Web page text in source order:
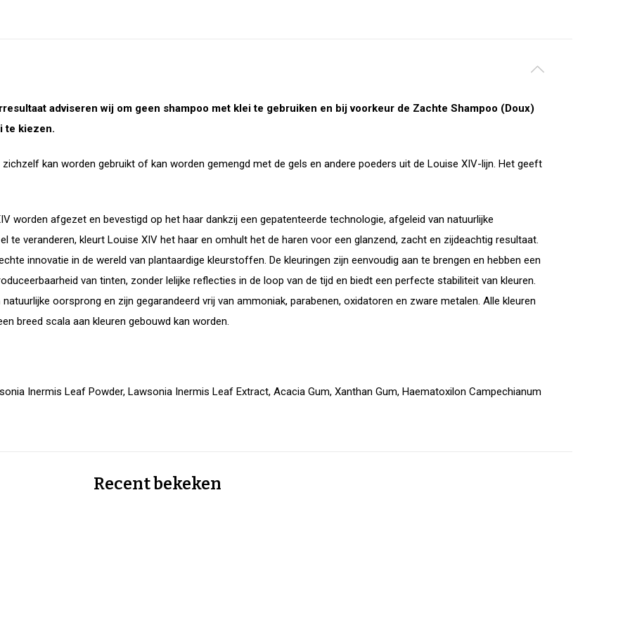
adviseren wij om geen shampoo met klei te gebruiken en bij voorkeur de Zachte Shampoo (Doux)
te kiezen.
kan worden gebruikt of kan worden gemengd met de gels en andere poeders uit de Louise XIV-lijn. Het geeft
worden afgezet en bevestigd op het haar dankzij een gepatenteerde technologie, afgeleid van natuurlijke
veranderen, kleurt Louise XIV het haar en omhult het de haren voor een glanzend, zacht en zijdeachtig resultaat.
innovatie in de wereld van plantaardige kleurstoffen. De kleuringen zijn eenvoudig aan te brengen en hebben een
van tinten, zonder lelijke reflecties in de loop van de tijd en biedt een perfecte stabiliteit van kleuren.
oorsprong en zijn gegarandeerd vrij van ammoniak, parabenen, oxidatoren en zware metalen. Alle kleuren
breed scala aan kleuren gebouwd kan worden.
Inermis Leaf Powder, Lawsonia Inermis Leaf Extract, Acacia Gum, Xanthan Gum, Haematoxilon Campechianum
Recent bekeken